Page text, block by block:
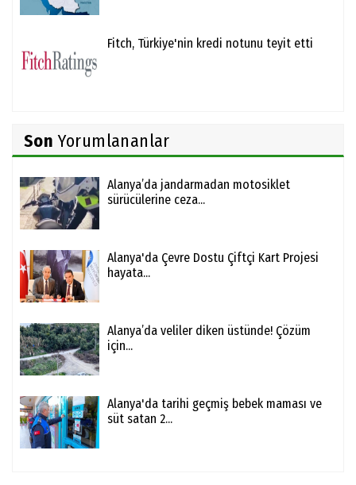
Fitch, Türkiye'nin kredi notunu teyit etti
Son Yorumlananlar
Alanya’da jandarmadan motosiklet
sürücülerine ceza...
Alanya'da Çevre Dostu Çiftçi Kart Projesi
hayata...
Alanya’da veliler diken üstünde! Çözüm
için...
Alanya'da tarihi geçmiş bebek maması ve
süt satan 2...